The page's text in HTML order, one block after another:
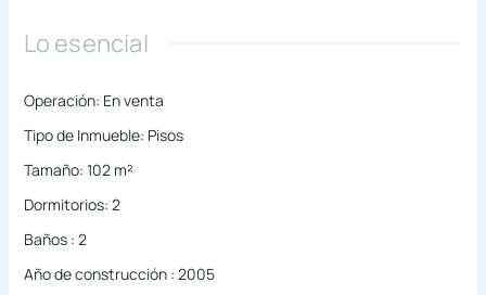
Lo esencial
Operación: En venta
Tipo de Inmueble: Pisos
Tamaño: 102 m²
Dormitorios: 2
Baños : 2
Año de construcción : 2005